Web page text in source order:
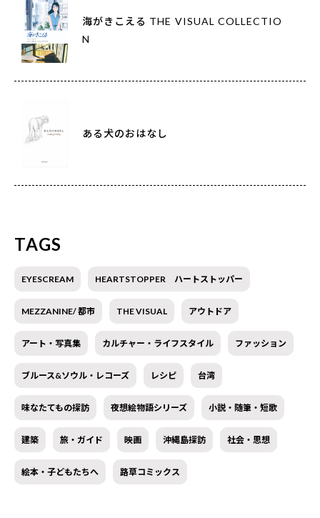
海がきこえる THE VISUAL COLLECTIO
N
ある犬のおはなし
TAGS
EYESCREAM HEARTSTOPPER ハートストッパー
MEZZANINE/ 都市 THE VISUAL アウトドア
アート・写真集 カルチャー・ライフスタイル ファッション
ブルース&ソウル・レコーズ レシピ 台湾
味なたてもの探訪 夜想絵物語シリーズ 小説・随筆・短歌
建築 旅・ガイド 映画 沖縄島探訪 社会・思想
絵本・子どもたちへ 路草コミックス